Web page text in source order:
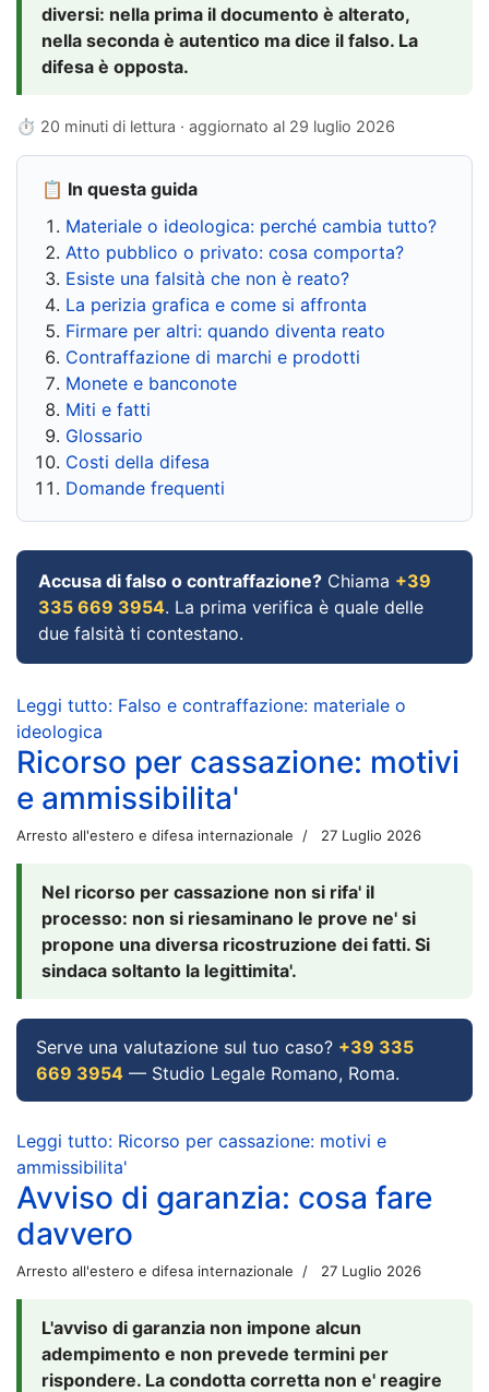
diversi: nella prima il documento è alterato,
nella seconda è autentico ma dice il falso. La
difesa è opposta.
⏱ 20 minuti di lettura · aggiornato al 29 luglio 2026
📋 In questa guida
Materiale o ideologica: perché cambia tutto?
Atto pubblico o privato: cosa comporta?
Esiste una falsità che non è reato?
La perizia grafica e come si affronta
Firmare per altri: quando diventa reato
Contraffazione di marchi e prodotti
Monete e banconote
Miti e fatti
Glossario
Costi della difesa
Domande frequenti
Accusa di falso o contraffazione? Chiama +39
335 669 3954. La prima verifica è quale delle
due falsità ti contestano.
Leggi tutto: Falso e contraffazione: materiale o
ideologica
Ricorso per cassazione: motivi
e ammissibilita'
Arresto all'estero e difesa internazionale 27 Luglio 2026
Nel ricorso per cassazione non si rifa' il
processo: non si riesaminano le prove ne' si
propone una diversa ricostruzione dei fatti. Si
sindaca soltanto la legittimita'.
Serve una valutazione sul tuo caso? +39 335
669 3954 — Studio Legale Romano, Roma.
Leggi tutto: Ricorso per cassazione: motivi e
ammissibilita'
Avviso di garanzia: cosa fare
davvero
Arresto all'estero e difesa internazionale 27 Luglio 2026
L'avviso di garanzia non impone alcun
adempimento e non prevede termini per
rispondere. La condotta corretta non e' reagire